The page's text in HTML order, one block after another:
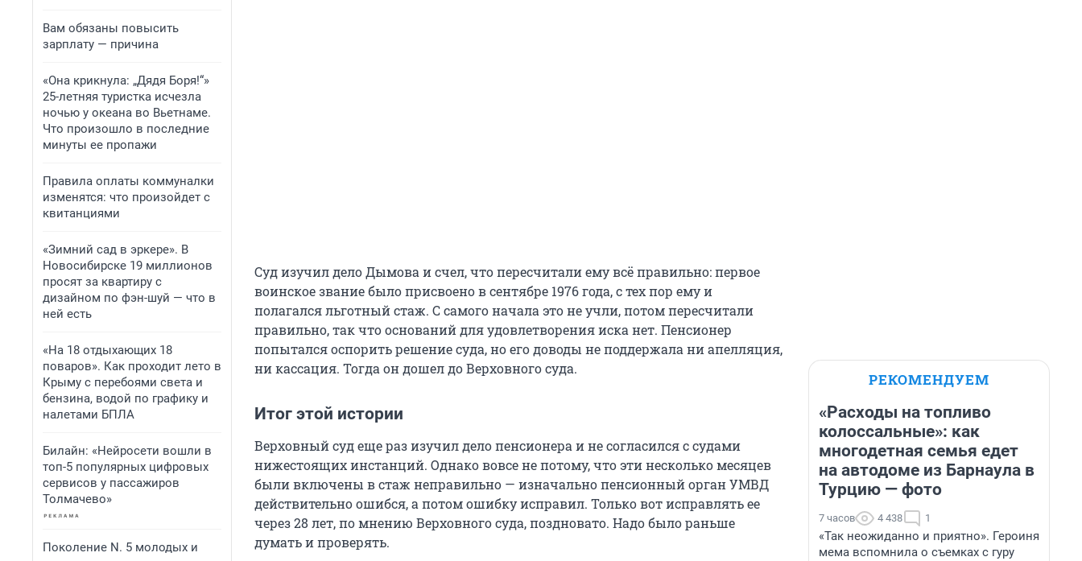
Вам обязаны повысить
зарплату — причина
«Она крикнула: „Дядя Боря!“»
25-летняя туристка исчезла
ночью у океана во Вьетнаме.
Что произошло в последние
минуты ее пропажи
Правила оплаты коммуналки
изменятся: что произойдет с
квитанциями
«Зимний сад в эркере». В
Новосибирске 19 миллионов
просят за квартиру с
дизайном по фэн-шуй — что в
ней есть
«На 18 отдыхающих 18
поваров». Как проходит лето в
Крыму с перебоями света и
бензина, водой по графику и
налетами БПЛА
Билайн: «Нейросети вошли в
топ-5 популярных цифровых
сервисов у пассажиров
Толмачево»
Поколение N. 5 молодых и
Суд изучил дело Дымова и счел, что пересчитали ему всё правильно: первое
воинское звание было присвоено в сентябре 1976 года, с тех пор ему и
полагался льготный стаж. С самого начала это не учли, потом пересчитали
правильно, так что оснований для удовлетворения иска нет. Пенсионер
попытался оспорить решение суда, но его доводы не поддержала ни апелляция,
ни кассация. Тогда он дошел до Верховного суда.
Итог этой истории
Верховный суд еще раз изучил дело пенсионера и не согласился с судами
нижестоящих инстанций. Однако вовсе не потому, что эти несколько месяцев
были включены в стаж неправильно — изначально пенсионный орган УМВД
действительно ошибся, а потом ошибку исправил. Только вот исправлять ее
через 28 лет, по мнению Верховного суда, поздновато. Надо было раньше
думать и проверять.
РЕКОМЕНДУЕМ
«Расходы на топливо
колоссальные»: как
многодетная семья едет
на автодоме из Барнаула в
Турцию — фото
7 часов 4 438 1
«Так неожиданно и приятно». Героиня
мема вспомнила о съемках с гуру